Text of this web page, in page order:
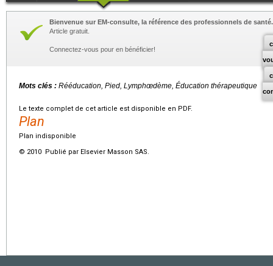
Bienvenue sur EM-consulte, la référence des professionnels de santé.
Article gratuit.
Connectez-vous pour en bénéficier!
Mots clés : Rééducation, Pied, Lymphœdème, Éducation thérapeutique
Le texte complet de cet article est disponible en PDF.
Plan
Plan indisponible
© 2010 Publié par Elsevier Masson SAS.